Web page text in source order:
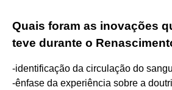
Quais foram as inovações
teve durante o
-identificação da circulação do
-ênfase da experiência sobre a